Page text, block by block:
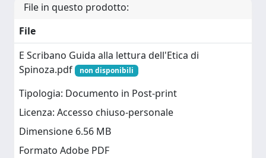
File in questo prodotto:
File
E Scribano Guida alla lettura dell'Etica di
Spinoza.pdf
non disponibili
Tipologia: Documento in Post-print
Licenza: Accesso chiuso-personale
Dimensione 6.56 MB
Formato Adobe PDF